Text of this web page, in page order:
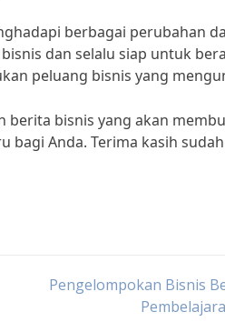
berbagai perubahan
dan selalu siap untuk
peluang bisnis yang
bisnis yang akan
Anda. Terima kasih
Pengelompokan Bisnis